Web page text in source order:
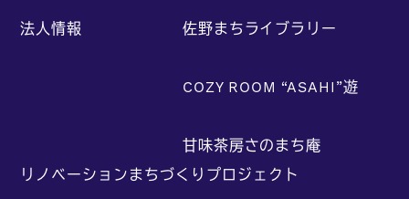
法人情報 佐野まちライブラリー
COZY ROOM “ASAHI”遊
甘味茶房さのまち庵
リノベーションまちづくりプロジェクト